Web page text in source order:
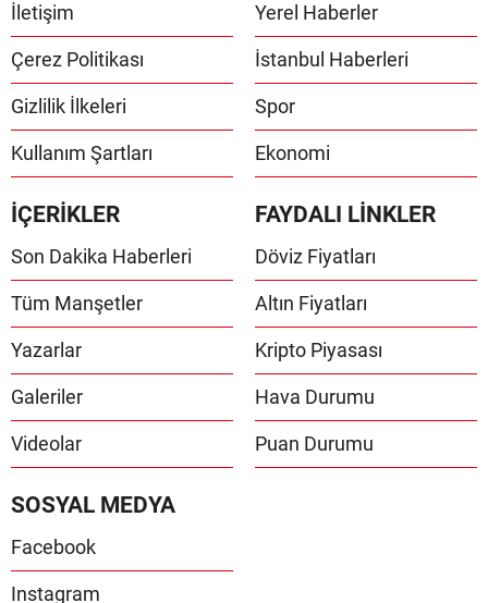
İletişim
Çerez Politikası
Gizlilik İlkeleri
Kullanım Şartları
Yerel Haberler
İstanbul Haberleri
Spor
Ekonomi
İÇERİKLER
Son Dakika Haberleri
Tüm Manşetler
Yazarlar
Galeriler
Videolar
FAYDALI LİNKLER
Döviz Fiyatları
Altın Fiyatları
Kripto Piyasası
Hava Durumu
Puan Durumu
SOSYAL MEDYA
Facebook
Instagram